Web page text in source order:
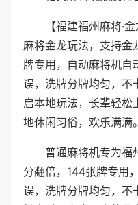
【福建福州麻将·
麻将金龙玩法，支持金
牌专用，自动麻将机自
误，洗牌分牌均匀，不
启本地玩法，长辈轻松
地休闲习俗，欢乐满满。
普通麻将机专为福
分翻倍，144张牌专用
误，洗牌分牌均匀，不